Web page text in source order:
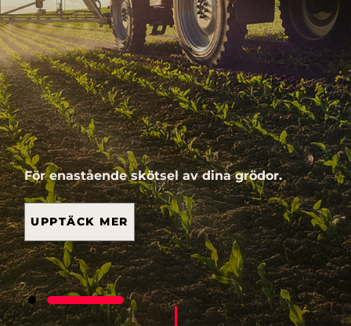
För enastående skötsel av dina grödor.
UPPTÄCK MER